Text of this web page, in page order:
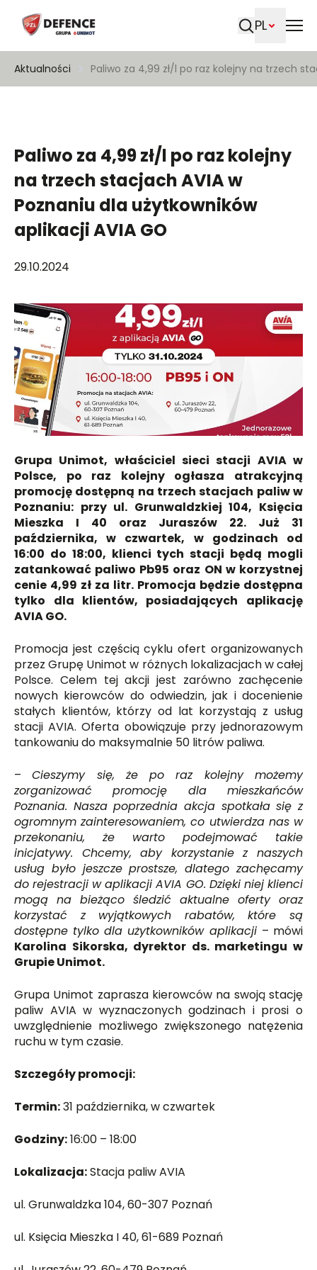
PL
Aktualności Paliwo za 4,99 zł/l po raz kolejny na trzech
Paliwo za 4,99 zł/l po raz kolejny
na trzech stacjach AVIA w
Poznaniu dla użytkowników
aplikacji AVIA GO
29.10.2024
Grupa Unimot, właściciel sieci stacji AVIA w
Polsce, po raz kolejny ogłasza atrakcyjną
promocję dostępną na trzech stacjach paliw w
Poznaniu: przy ul. Grunwaldzkiej 104, Księcia
Mieszka I 40 oraz Juraszów 22. Już 31
października, w czwartek, w godzinach od
16:00 do 18:00, klienci tych stacji będą mogli
zatankować paliwo Pb95 oraz ON w korzystnej
cenie 4,99 zł za litr. Promocja będzie dostępna
tylko dla klientów, posiadających aplikację
AVIA GO.
Promocja jest częścią cyklu ofert organizowanych
przez Grupę Unimot w różnych lokalizacjach w całej
Polsce. Celem tej akcji jest zarówno zachęcenie
nowych kierowców do odwiedzin, jak i docenienie
stałych klientów, którzy od lat korzystają z usług
stacji AVIA. Oferta obowiązuje przy jednorazowym
tankowaniu do maksymalnie 50 litrów paliwa.
–Cieszymy się, że po raz kolejny możemy
zorganizować promocję dla mieszkańców
Poznania. Nasza poprzednia akcja spotkała się z
ogromnym zainteresowaniem, co utwierdza nas w
przekonaniu, że warto podejmować takie
inicjatywy. Chcemy, aby korzystanie z naszych
usług było jeszcze prostsze, dlatego zachęcamy
do rejestracji w aplikacji AVIA GO. Dzięki niej klienci
mogą na bieżąco śledzić aktualne oferty oraz
korzystać z wyjątkowych rabatów, które są
dostępne tylko dla użytkowników aplikacji – mówi
Karolina Sikorska, dyrektor ds. marketingu w
Grupie Unimot.
Grupa Unimot zaprasza kierowców na swoją stację
paliw AVIA w wyznaczonych godzinach i prosi o
uwzględnienie możliwego zwiększonego natężenia
ruchu w tym czasie.
Szczegóły promocji:
Termin:31 października, w czwartek
Godziny:16:00 – 18:00
Lokalizacja:Stacja paliw AVIA
ul. Grunwaldzka 104, 60-307 Poznań
ul. Księcia Mieszka I 40, 61-689 Poznań